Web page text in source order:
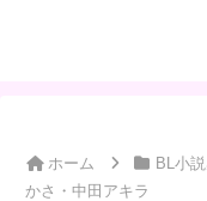
ホーム BL小
かさ・中田アキラ